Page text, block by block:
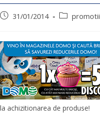
31/01/2014 promotii
la achizitionarea de produse!